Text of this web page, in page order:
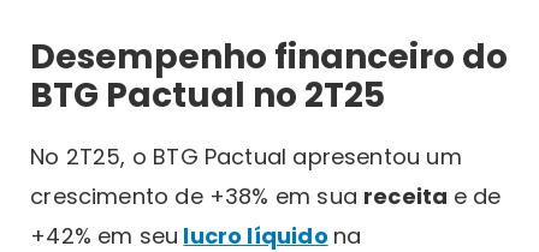
Desempenho financeiro do
BTG Pactual no 2T25
No 2T25, o BTG Pactual apresentou um
crescimento de +38% em sua receita e de
+42% em seu lucro líquido na